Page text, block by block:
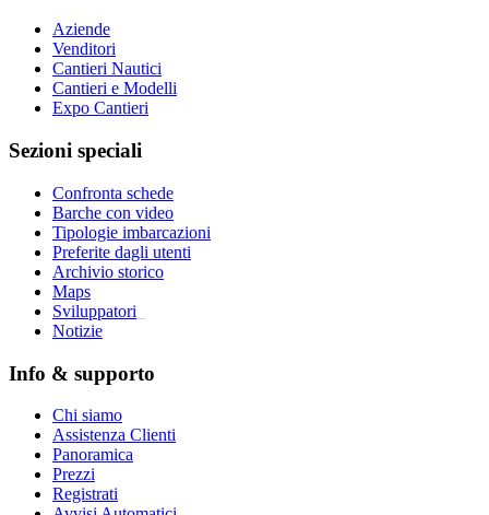
Aziende
Venditori
Cantieri Nautici
Cantieri e Modelli
Expo Cantieri
Sezioni speciali
Confronta schede
Barche con video
Tipologie imbarcazioni
Preferite dagli utenti
Archivio storico
Maps
Sviluppatori
Notizie
Info & supporto
Chi siamo
Assistenza Clienti
Panoramica
Prezzi
Registrati